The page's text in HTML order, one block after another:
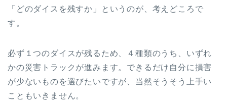
「どのダイスを残すか」というのが、考えどころで
す。
必ず１つのダイスが残るため、４種類のうち、いずれ
かの災害トラックが進みます。できるだけ自分に損害
が少ないものを選びたいですが、当然そうそう上手い
こともいきません。